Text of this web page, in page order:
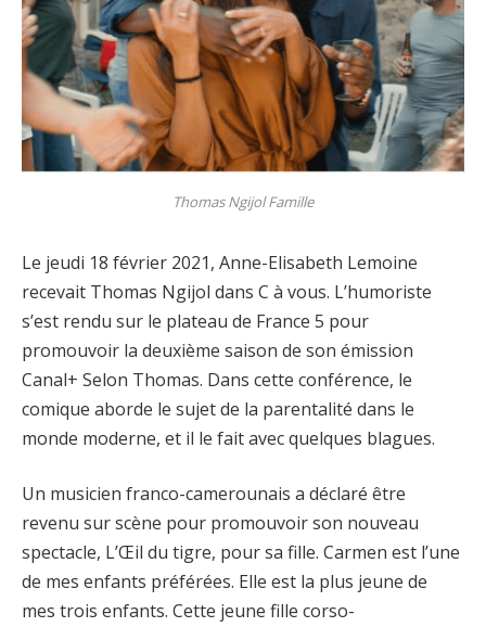
Thomas Ngijol Famille
Le jeudi 18 février 2021, Anne-Elisabeth Lemoine
recevait Thomas Ngijol dans C à vous. L’humoriste
s’est rendu sur le plateau de France 5 pour
promouvoir la deuxième saison de son émission
Canal+ Selon Thomas. Dans cette conférence, le
comique aborde le sujet de la parentalité dans le
monde moderne, et il le fait avec quelques blagues.
Un musicien franco-camerounais a déclaré être
revenu sur scène pour promouvoir son nouveau
spectacle, L’Œil du tigre, pour sa fille. Carmen est l’une
de mes enfants préférées. Elle est la plus jeune de
mes trois enfants. Cette jeune fille corso-